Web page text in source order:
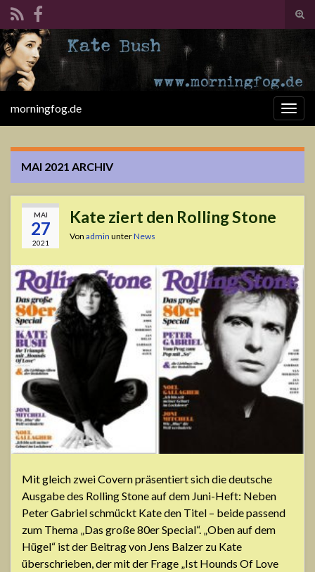
Search for:
morningfog.de
MAI 2021 ARCHIV
MAI
27
2021
Kate ziert den Rolling Stone
Von admin unterNews
Mit gleich zwei Covern präsentiert sich die deutsche
Ausgabe des Rolling Stone auf dem Juni-Heft: Neben
Peter Gabriel schmückt Kate den Titel – beide passend
zum Thema „Das große 80er Special“. „Oben auf dem
Hügel“ ist der Beitrag von Jens Balzer zu Kate
überschrieben, der mit der Frage „Ist Hounds Of Love